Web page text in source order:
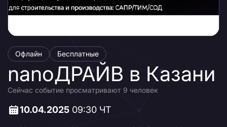
Офлайн Бесплатные
nanoДРАЙВ в Казани
Сейчас событие просматривают 9 человек
10.04.2025 09:30 ЧТ